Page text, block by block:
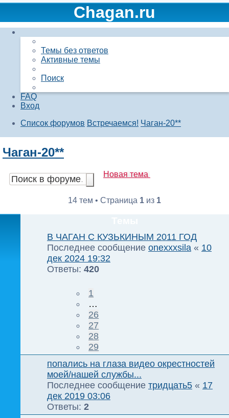
Chagan.ru
Темы без ответов
Активные темы
Поиск
FAQ
Вход
Список форумов Встречаемся! Чаган-20**
Чаган-20**
Новая тема
Поиск
Расширенный
14 тем • Страница 1 из 1
В ЧАГАН С КУЗЬКИНЫМ 2011 ГОД
Последнее сообщение onexxxsila « 10
дек 2024 19:32
Ответы: 420
1
…
26
27
28
29
попались на глаза видео окрестностей
моей/нашей службы...
Последнее сообщение тридцать5 « 17
дек 2019 03:06
Ответы: 2